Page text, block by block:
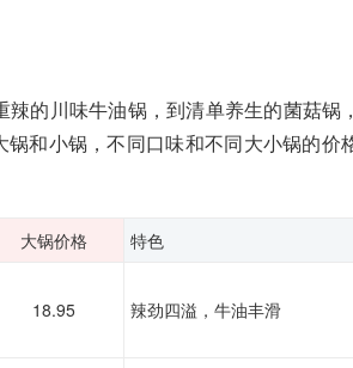
的川味牛油锅，到清单养生的菌菇锅
和小锅，不同口味和不同大小锅的价
大锅价格 特色
18.95 辣劲四溢，牛油丰滑